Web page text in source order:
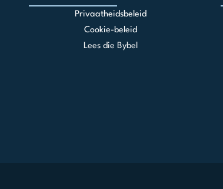
Privaatheidsbeleid
Cookie-beleid
Lees die Bybel